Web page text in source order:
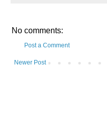
No comments:
Post a Comment
Newer Post